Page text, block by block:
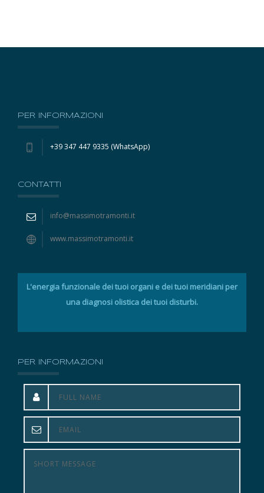
PER INFORMAZIONI
+39 347 447 9335 (WhatsApp)
CONTATTI
info@massimotramonti.it
www.massimotramonti.it
L'energia funzionale dei tuoi organi e dei tuoi meridiani per
una diagnosi olistica dei tuoi disturbi.
PER INFORMAZIONI